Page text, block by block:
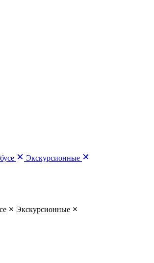
Экскурсионные
Экскурсионные